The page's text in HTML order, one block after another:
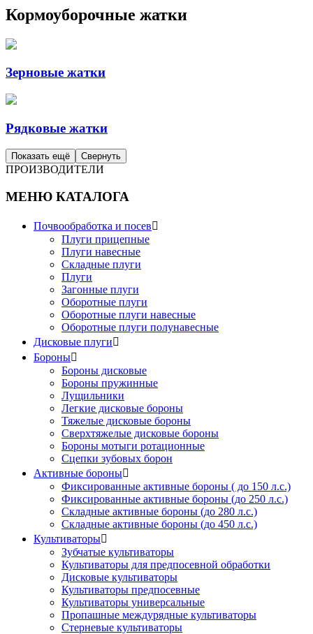
Кормоуборочные жатки
Зерновые жатки
Рядковые жатки
Показать ещё Свернуть
ПРОИЗВОДИТЕЛИ
МЕНЮ КАТАЛОГА
Почвообработка и посев
Плуги прицепные
Плуги навесные
Складные плуги
Плуги
Загонные плуги
Оборотные плуги
Оборотные плуги навесные
Оборотные плуги полунавесные
Дисковые плуги
Бороны
Бороны дисковые
Бороны пружинные
Лущильники
Легкие дисковые бороны
Тяжелые дисковые бороны
Сверхтяжелые дисковые бороны
Бороны мотыги ротационные
Сцепки зубовых борон
Активные бороны
Фиксированные активные бороны ( до 150 л.с.)
Фиксированные активные бороны (до 250 л.с.)
Складные активные бороны (до 280 л.с.)
Складные активные бороны (до 450 л.с.)
Культиваторы
Зубчатые культиваторы
Культиваторы для предпосевной обработки
Дисковые культиваторы
Культиваторы предпосевные
Культиваторы универсальные
Пропашные междурядные культиваторы
Стерневые культиваторы